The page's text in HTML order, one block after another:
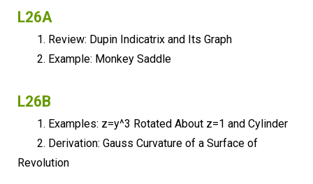
L26A
1. Review: Dupin Indicatrix and Its Graph
2. Example: Monkey Saddle
L26B
1. Examples: z=y^3 Rotated About z=1 and Cylinder
2. Derivation: Gauss Curvature of a Surface of
Revolution